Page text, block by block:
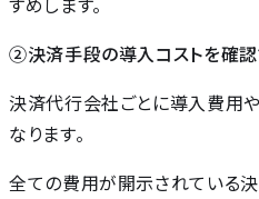
②決済手段の導入コストを確認
決済代行会社ごとに導入費用
なります。
全ての費用が開示されている